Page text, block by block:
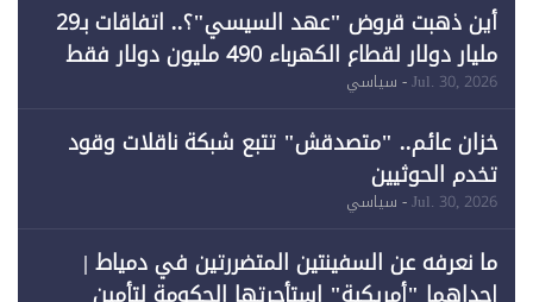
أين ذهبت قروض "عهد السيسي"؟.. اتفاقات بـ29
مليار دولار لقطاع الكهرباء 490 مليون دولار فقط
لـ"الطاقة المتجددة" (1)
Jul. 30, 2026- سياسي
خزان عائم.. "متصدقش" تتبع شبكة ناقلات وقود
تخدم الحوثيين
Jul. 30, 2026- سياسي
ما نعرفه عن السفينتين المتضررتين في دمياط |